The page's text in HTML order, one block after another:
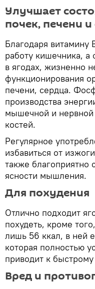
Улучшает
почек, печени
Благодаря витамину
работу кишечника,
в ягодах, жизненно
функционирования
печени, сердца.
производства
мышечной и нервной
костей.
Регулярное
избавиться от
также благоприятно
ясности мышления.
Для похудения
Отлично подходит
похудеть, кроме
лишь 56 ккал, в ней
которая полностью
приводит к
Вред и